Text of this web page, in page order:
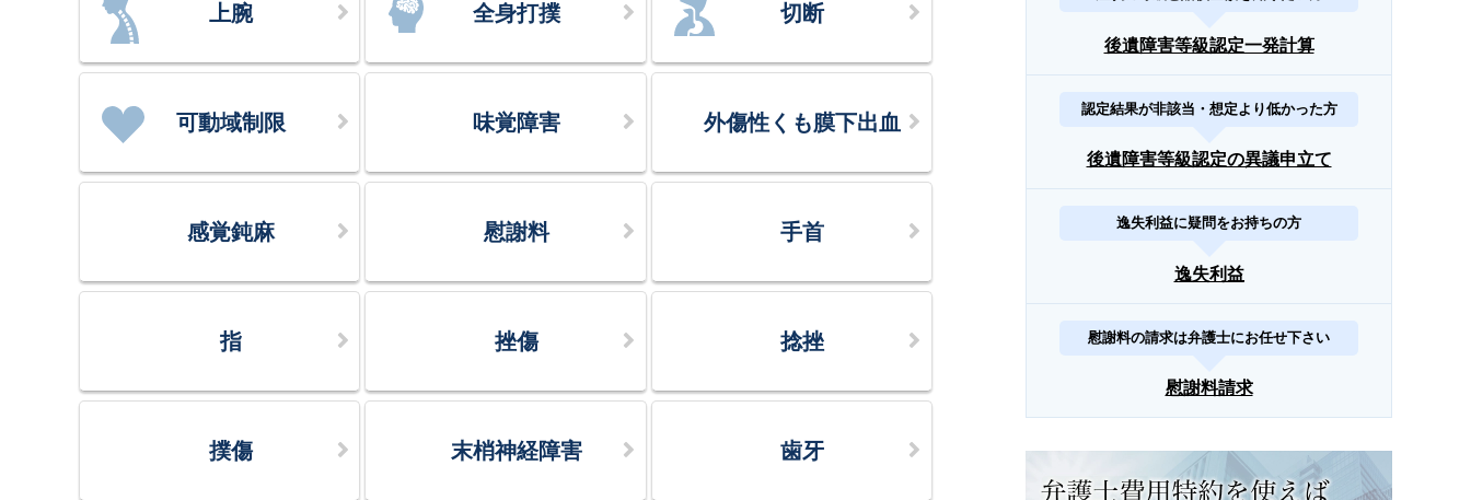
上腕 全身打撲 切断
可動域制限 味覚障害 外傷性くも膜下出血
感覚鈍麻 慰謝料 手首
指 挫傷 捻挫
撲傷 末梢神経障害 歯牙
後遺障害等級認定一発計算
認定結果が非該当・想定より低かった方
後遺障害等級認定の異議申立て
逸失利益に疑問をお持ちの方
逸失利益
慰謝料の請求は弁護士にお任せ下さい
慰謝料請求